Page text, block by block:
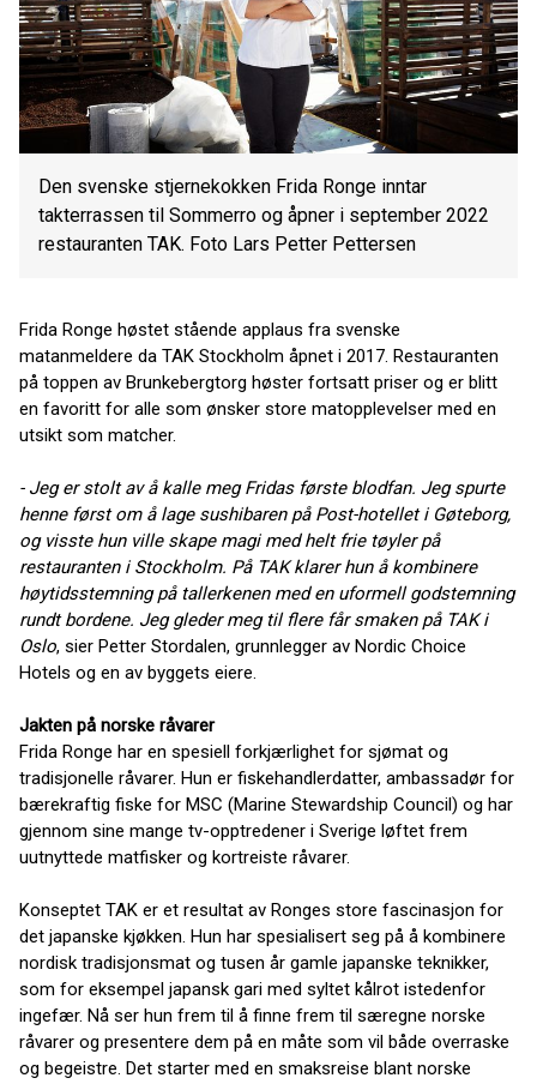
Den svenske stjernekokken Frida Ronge inntar
takterrassen til Sommerro og åpner i september 2022
restauranten TAK. Foto Lars Petter Pettersen
Frida Ronge høstet stående applaus fra svenske
matanmeldere da TAK Stockholm åpnet i 2017. Restauranten
på toppen av Brunkebergtorg høster fortsatt priser og er blitt
en favoritt for alle som ønsker store matopplevelser med en
utsikt som matcher.
- Jeg er stolt av å kalle meg Fridas første blodfan. Jeg spurte
henne først om å lage sushibaren på Post-hotellet i Gøteborg,
og visste hun ville skape magi med helt frie tøyler på
restauranten i Stockholm. På TAK klarer hun å kombinere
høytidsstemning på tallerkenen med en uformell godstemning
rundt bordene. Jeg gleder meg til flere får smaken på TAK i
Oslo, sier Petter Stordalen, grunnlegger av Nordic Choice
Hotels og en av byggets eiere.
Jakten på norske råvarer
Frida Ronge har en spesiell forkjærlighet for sjømat og
tradisjonelle råvarer. Hun er fiskehandlerdatter, ambassadør for
bærekraftig fiske for MSC (Marine Stewardship Council) og har
gjennom sine mange tv-opptredener i Sverige løftet frem
uutnyttede matfisker og kortreiste råvarer.
Konseptet TAK er et resultat av Ronges store fascinasjon for
det japanske kjøkken. Hun har spesialisert seg på å kombinere
nordisk tradisjonsmat og tusen år gamle japanske teknikker,
som for eksempel japansk gari med syltet kålrot istedenfor
ingefær. Nå ser hun frem til å finne frem til særegne norske
råvarer og presentere dem på en måte som vil både overraske
og begeistre. Det starter med en smaksreise blant norske